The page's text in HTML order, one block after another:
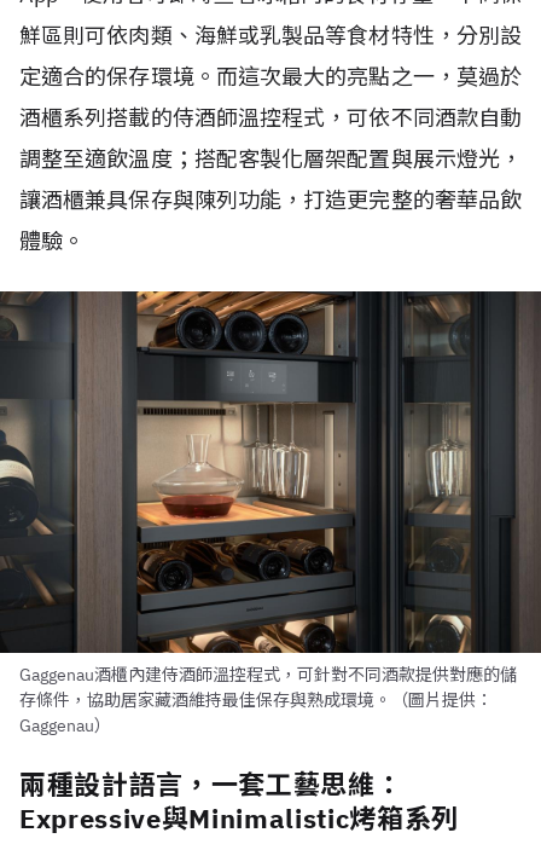
鮮區則可依肉類、海鮮或乳製品等食材特性，分別設
定適合的保存環境。而這次最大的亮點之一，莫過於
酒櫃系列搭載的侍酒師溫控程式，可依不同酒款自動
調整至適飲溫度；搭配客製化層架配置與展示燈光，
讓酒櫃兼具保存與陳列功能，打造更完整的奢華品飲
體驗。
Gaggenau酒櫃內建侍酒師溫控程式，可針對不同酒款提供對應的儲
存條件，協助居家藏酒維持最佳保存與熟成環境。（圖片提供：
Gaggenau）
兩種設計語言，一套工藝思維：
Expressive與Minimalistic烤箱系列